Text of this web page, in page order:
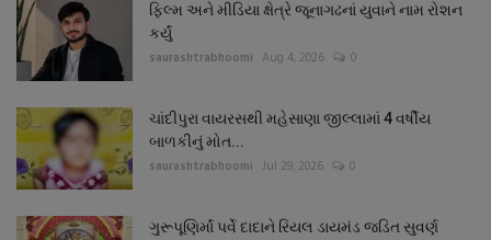
ફિલ્મ અને મીડિયા ક્ષેત્રે જૂનાગઢનાં યુવાને નામ રોશન
કર્યું
saurashtrabhoomi Aug 4, 2026 0
ચાંદીપુરા વાયરસથી મહેસાણા જીલ્લામાં 4 વર્ષીય
બાળકીનું મોત...
saurashtrabhoomi Jul 29, 2026 0
ગુરૂપૂણિર્માં પર્વે દાદાને રિયલ ડાયમંડ જડિત સુવર્ણ